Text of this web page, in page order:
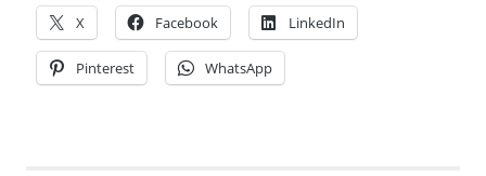
X Facebook LinkedIn
Pinterest WhatsApp